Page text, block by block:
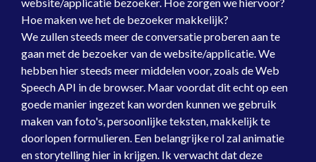
Hoe maken we het de bezoeker makkelijk?
We zullen steeds meer de conversatie proberen aan te
gaan met de bezoeker van de website/applicatie. We
hebben hier steeds meer middelen voor, zoals de Web
Speech API in de browser. Maar voordat dit echt op een
goede manier ingezet kan worden kunnen we gebruik
maken van foto's, persoonlijke teksten, makkelijk te
doorlopen formulieren. Een belangrijke rol zal animatie
en storytelling hier in krijgen. Ik verwacht dat deze